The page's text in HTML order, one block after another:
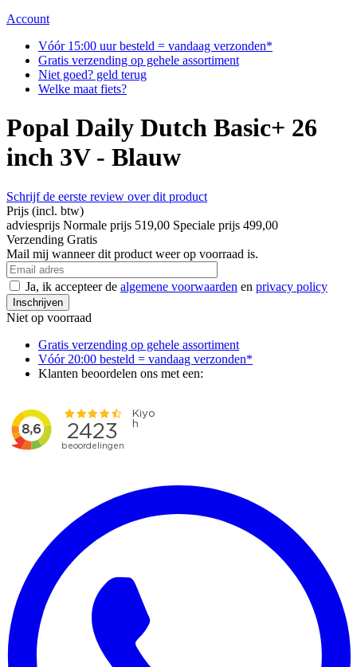
Account
Vóór 15:00 uur besteld = vandaag verzonden*
Gratis verzending op gehele assortiment
Niet goed? geld terug
Welke maat fiets?
Popal Daily Dutch Basic+ 26
inch 3V - Blauw
Schrijf de eerste review over dit product
Prijs (incl. btw)
adviesprijs Normale prijs 519,00 Speciale prijs 499,00
Verzending Gratis
Mail mij wanneer dit product weer op voorraad is.
Ja, ik accepteer de algemene voorwaarden en privacy policy
Inschrijven
Niet op voorraad
Gratis verzending op gehele assortiment
Vóór 20:00 besteld = vandaag verzonden*
Klanten beoordelen ons met een: